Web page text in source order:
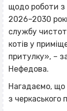
щодо роботи
2026–2030
службу
котів у
притулку», –
Нефедова.
Нагадаємо,
з черкаського